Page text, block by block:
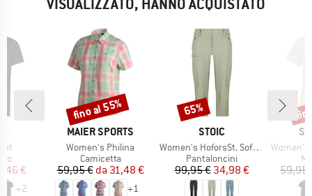
VISUALIZZATO, HANNO ACQUISTATO
prodotti
ridotto
€
+2
MARCHIO
MAIER SPORTS
Articolo
Women's Philina
Gruppo di prodotti
Camicetta
Prezzo
59,95 € Prezzo ridotto
da 31,48 €
+1
Sconto
fino al 55%
MARCHIO
STOIC
Articolo
Women's HoforsSt. Softshell Pants Capri Light
Gruppo di prodotti
Pantaloncini
Prezzo
99,95 €Prezzo ridotto
34,98 €
Sconto
65%
Articolo
Women's
59,95